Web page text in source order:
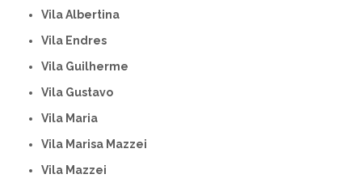
Vila Albertina
Vila Endres
Vila Guilherme
Vila Gustavo
Vila Maria
Vila Marisa Mazzei
Vila Mazzei